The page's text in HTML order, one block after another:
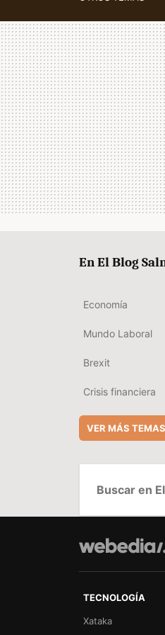
En El Blog
Economía
Mundo Laboral
Brexit
Crisis financiera
VER MÁS TEMAS
TECNOLOGÍA
Xataka